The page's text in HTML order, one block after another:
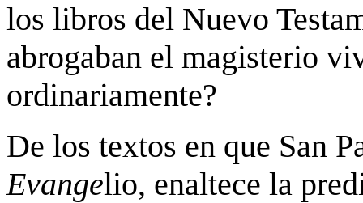
los libros del Nuevo
abrogaban el magisterio
ordinariamente?
De los textos en que San
Evangelio, enaltece la